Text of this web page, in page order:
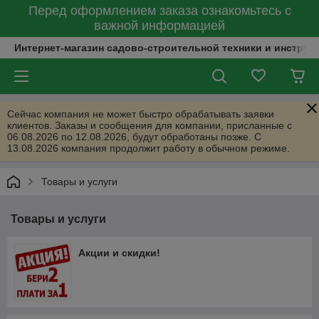
Перед оформлением заказа ознакомьтесь с
важной информацией
Интернет-магазин садово-строительной техники и
Сейчас компания не может быстро обрабатывать заявки
клиентов. Заказы и сообщения для компании, присланные с
06.08.2026 по 12.08.2026, будут обработаны позже. С
13.08.2026 компания продолжит работу в обычном режиме.
Товары и услуги
Товары и услуги
Акции и скидки!